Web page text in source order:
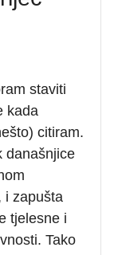
staviti
kada
citiram.
današnjice
i zapušta
tjelesne i
Tako